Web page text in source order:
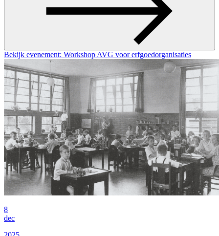
Bekijk evenement: Workshop AVG voor erfgoedorganisaties
8
dec